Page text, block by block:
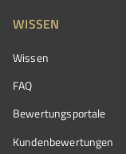
WISSEN
Wissen
FAQ
Bewertungsportale
Kundenbewertungen